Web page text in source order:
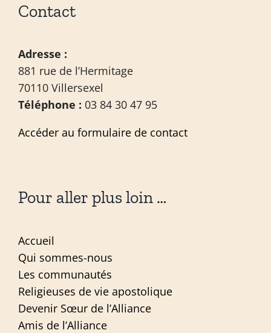
Contact
Adresse :
881 rue de l’Hermitage
70110 Villersexel
Téléphone : 03 84 30 47 95
Accéder au formulaire de contact
Pour aller plus loin …
Accueil
Qui sommes-nous
Les communautés
Religieuses de vie apostolique
Devenir Sœur de l’Alliance
Amis de l’Alliance